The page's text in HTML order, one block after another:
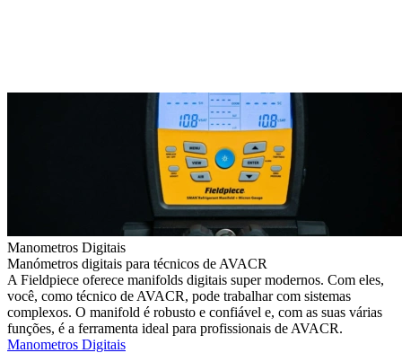
Manometros Digitais
Manómetros digitais para técnicos de AVACR
A Fieldpiece oferece manifolds digitais super modernos. Com eles,
você, como técnico de AVACR, pode trabalhar com sistemas
complexos. O manifold é robusto e confiável e, com as suas várias
funções, é a ferramenta ideal para profissionais de AVACR.
Manometros Digitais